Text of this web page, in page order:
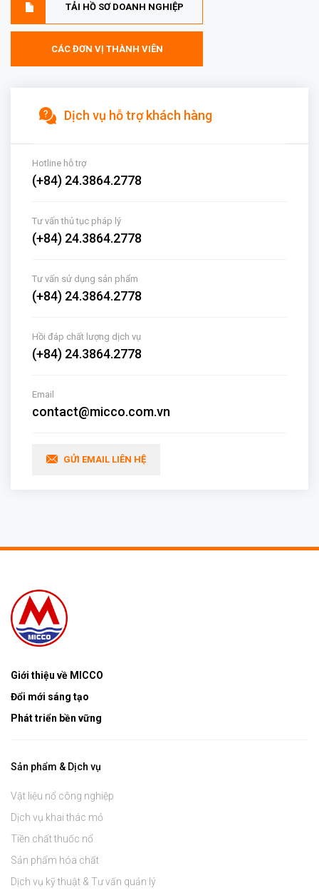
TẢI HỒ SƠ DOANH NGHIỆP
CÁC ĐƠN VỊ THÀNH VIÊN
Dịch vụ hỗ trợ khách hàng
Hotline hỗ trợ
(+84) 24.3864.2778
Tư vấn thủ tục pháp lý
(+84) 24.3864.2778
Tư vấn sử dụng sản phẩm
(+84) 24.3864.2778
Hồi đáp chất lượng dịch vụ
(+84) 24.3864.2778
Email
contact@micco.com.vn
GỬI EMAIL LIÊN HỆ
Giới thiệu về MICCO
Đổi mới sáng tạo
Phát triển bền vững
Sản phẩm & Dịch vụ
Vật liệu nổ công nghiệp
Dịch vụ khai thác mỏ
Tiền chất thuốc nổ
Sản phẩm hóa chất
Dịch vụ kỹ thuật & Tư vấn quản lý